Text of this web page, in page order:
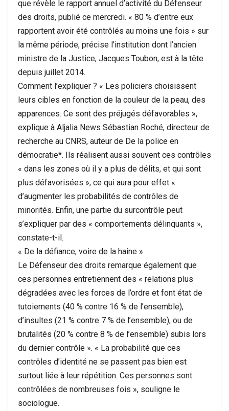
que révèle le rapport annuel d’activité du Défenseur
des droits, publié ce mercredi. « 80 % d’entre eux
rapportent avoir été contrôlés au moins une fois » sur
la même période, précise l’institution dont l’ancien
ministre de la Justice, Jacques Toubon, est à la tête
depuis juillet 2014.
Comment l’expliquer ? « Les policiers choisissent
leurs cibles en fonction de la couleur de la peau, des
apparences. Ce sont des préjugés défavorables »,
explique à Aljalia News Sébastian Roché, directeur de
recherche au CNRS, auteur de De la police en
démocratie*. Ils réalisent aussi souvent ces contrôles
« dans les zones où il y a plus de délits, et qui sont
plus défavorisées », ce qui aura pour effet «
d’augmenter les probabilités de contrôles de
minorités. Enfin, une partie du surcontrôle peut
s’expliquer par des « comportements délinquants »,
constate-t-il.
« De la défiance, voire de la haine »
Le Défenseur des droits remarque également que
ces personnes entretiennent des « relations plus
dégradées avec les forces de l’ordre et font état de
tutoiements (40 % contre 16 % de l’ensemble),
d’insultes (21 % contre 7 % de l’ensemble), ou de
brutalités (20 % contre 8 % de l’ensemble) subis lors
du dernier contrôle ». « La probabilité que ces
contrôles d’identité ne se passent pas bien est
surtout liée à leur répétition. Ces personnes sont
contrôlées de nombreuses fois », souligne le
sociologue.